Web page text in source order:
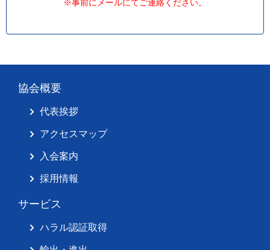
※事前にメールにてご連絡ください。
協会概要
代表挨拶
アクセスマップ
入会案内
採用情報
サービス
ハラル認証取得